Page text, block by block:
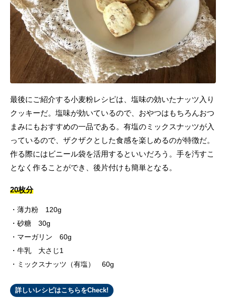
最後にご紹介する小麦粉レシピは、塩味の効いたナッツ入り
クッキーだ。塩味が効いているので、おやつはもちろんおつ
まみにもおすすめの一品である。有塩のミックスナッツが入
っているので、ザクザクとした食感を楽しめるのが特徴だ。
作る際にはビニール袋を活用するといいだろう。手を汚すこ
となく作ることができ、後片付けも簡単となる。
20枚分
薄力粉 120g
砂糖 30g
マーガリン 60g
牛乳 大さじ1
ミックスナッツ（有塩） 60g
詳しいレシピはこちらをCheck!